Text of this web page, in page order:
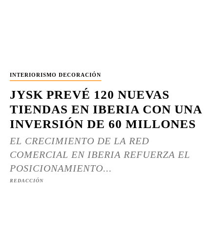
INTERIORISMO DECORACIÓN
JYSK PREVÉ 120 NUEVAS
TIENDAS EN IBERIA CON UNA
INVERSIÓN DE 60 MILLONES
EL CRECIMIENTO DE LA RED
COMERCIAL EN IBERIA REFUERZA EL
POSICIONAMIENTO...
REDACCIÓN